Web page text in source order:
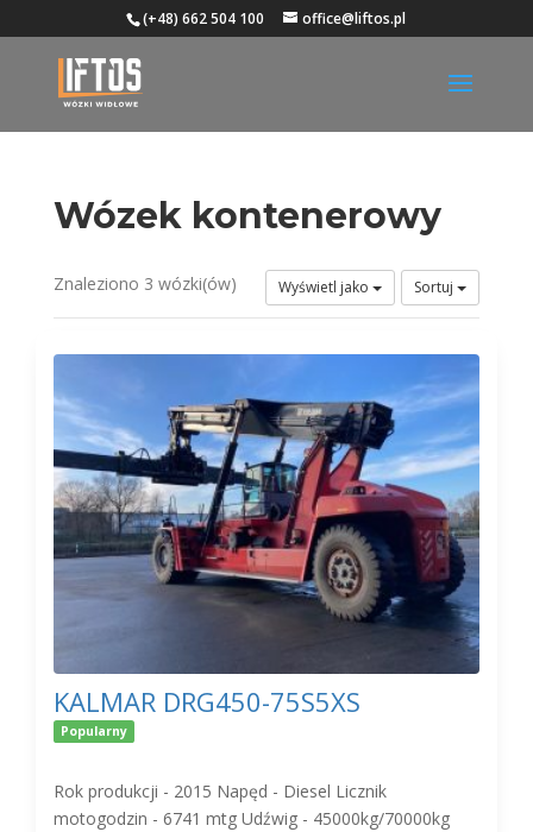
(+48) 662 504 100 office@liftos.pl
Wózek kontenerowy
Znaleziono 3 wózki(ów) Wyświetl jako Sortuj
KALMAR DRG450-75S5XS
Popularny
Rok produkcji - 2015 Napęd - Diesel Licznik
motogodzin - 6741 mtg Udźwig - 45000kg/70000kg